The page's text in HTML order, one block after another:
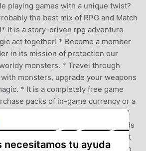
playing games with a unique twist?
the best mix of RPG and Match
It is a story-driven rpg adventure
act together! * Become a member
in its mission of protection our
monsters. * Travel through
monsters, upgrade your weapons
* It is a completely free game
packs of in-game currency or a
offline!KEY FEATURES* Match 3
Multiple strange new worlds
enemies to fight* Tons of different
spells!* Combine guns and magic to
necesitamos tu ayuda